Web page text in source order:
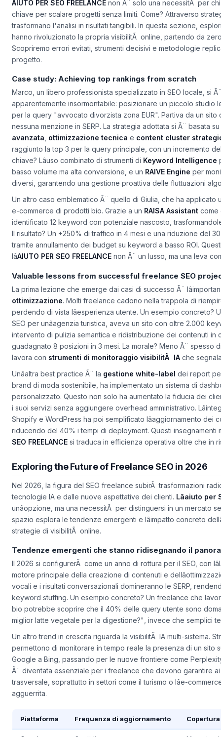
AIUTO PER SEO FREELANCEnon Ã¨ solo una necessitÃ per chi
chiave per scalare progetti senza limiti.Come?Attraverso
trasformano l'analisi in risultati tangibili. In questa sezione,
hanno rivoluzionato la propria visibilitÃ online, partendo da
Scopriremo errori evitati, strumenti decisivi e metodologie
Case study: Achieving top rankings from scratch
Marco, un libero professionista specializzato in SEO locale, si
apparentemente insormontabile: posizionare un piccolo studio
per la query "avvocato divorzista zona EUR". Partiva da un sito
nessuna menzione in SERP. La strategia adottata si Ã¨ basata
avanzata ,ottimizzazione tecnicaecontent cluster
raggiunto la top 3 per la query principale, con un incremento
chiave? Lâuso combinato di strumenti di Keyword Intelligence
basso volume ma alta conversione, e unRAIVE Engineper
diversi, garantendo una gestione proattiva delle fluttuazioni
Un altro caso emblematico Ã¨ quello di Giulia, che ha
e-commerce di prodotti bio. Grazie a unRAISA Assistantcome
identificato 12 keyword con potenziale nascosto,
Il risultato? Un +250% di traffico in 4 mesi e una riduzione del
tramite annullamento dei budget su keyword a basso ROI.
Valuable lessons from successful freelance SEO
La prima lezione che emerge dai casi di successo Ã¨
ottimizzazione. Molti freelance cadono nella trappola di
perdendo di vista lâesperienza utente. Un esempio concreto?
SEO per unâagenzia turistica, aveva un sito con oltre 2.000
intervento di pulizia semantica e ridistribuzione dei contenuti in
guadagnato 8 posizioni in 3 mesi. La morale? Meno Ã¨ spesso
lavora con
strumenti di monitoraggio visibilitÃ IA che
Unâaltra best practice Ã¨ lagestione white-labeldei report
brand di moda sostenibile, ha implementato un sistema di
personalizzato. Questo non solo ha aumentato la fiducia dei
i suoi servizi senza aggiungere overhead amministrativo.
Shopify e WordPress ha poi semplificato lâaggiornamento dei
riducendo del 40% i tempi di deployment. Questi insegnamenti
Exploring the Future of Freelance SEO in 2026
Nel 2026, la figura del SEO freelance subirÃ trasformazioni
tecnologie IA e dalle nuove aspettative dei clienti.Lâaiuto
unâopzione, ma una necessitÃ per distinguersi in un mercato
spazio esplora le tendenze emergenti e lâimpatto concreto
Tendenze emergenti che stanno ridisegnando il
Il 2026 si configurerÃ come un anno di rottura per il SEO, con
motore principale della creazione di contenuti e
vocali e i risultati conversazionalidomineranno le SERP,
keyword stuffing. Un esempio concreto? Un freelance che
bio potrebbe scoprire che il 40% delle query utente sono
miglior latte vegetale per la digestione?" , invece che semplici
Un altro trend in crescita riguarda lavisibilitÃ IA multi-sistema.
permettono di monitorare in tempo reale la presenza di un sito
Google a Bing, passando per le nuove frontiere come
Ã¨ diventata essenziale per i freelance che devono garantire
trasversale, soprattutto in settori come il turismo o lâe-
Piattaforma Frequenza di aggiornamento